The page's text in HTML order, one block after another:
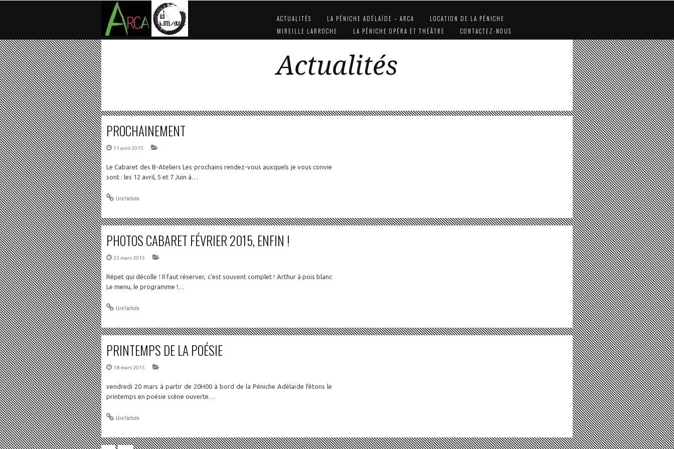
ACTUALITÉS LA PÉNICHE ADÉLAÏDE – ARCA
LOCATION DE LA PÉNICHE
MIREILLE LARROCHE
LA PÉNICHE OPÉRA ET THÉÂTRE CONTACTEZ-NOUS
Actualités
PROCHAINEMENT
11 avril 2015
Le Cabaret des B-Ateliers Les prochains rendez-vous auxquels je vous convie
sont : les 12 avril, 5 et 7 Juin à…
Lire l'article
PHOTOS CABARET FÉVRIER 2015, ENFIN !
23 mars 2015
Répet qui décolle ! Il faut réserver, c’est souvent complet ! Arthur à pois blanc
Le menu, le programme !…
Lire l'article
PRINTEMPS DE LA POÉSIE
18 mars 2015
vendredi 20 mars à partir de 20H00 à bord de la Péniche Adélaïde fêtons le
printemps en poésie scène ouverte…
Lire l'article